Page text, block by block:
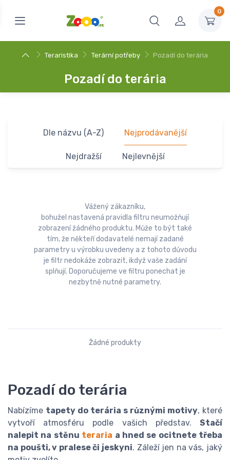
0
Teraristika Terární potřeby Pozadí do terária
Pozadí do terária
Dle názvu (A-Z) Nejprodávanější
Nejdražší Nejlevnější
Vážený zákazníku,
bohužel nastavená pravidla filtru neumožňují
zobrazení žádného produktu. Může to být také
tím, že někteří dodavatelé nemají zadané
parametry u výrobku uvedeny a z tohoto důvodu
je filtr nedokáže zobrazit, ikdyž vaše zadání
splňují. Doporučujeme ve filtru ponechat je
nezbytně nutné parametry.
Žádné produkty
Pozadí do terária
Nabízíme tapety do terária s různými motivy, které
vytvoří atmosféru podle vašich představ. Stačí
nalepit na stěnu teraria a hned se ocitnete třeba
na poušti, v pralese či jeskyni. Záleží jen na vás, jaký